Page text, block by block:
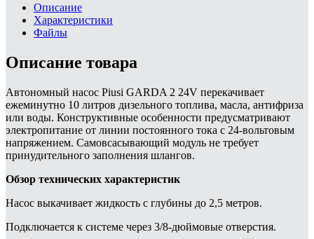
Описание
Характеристики
Файлы
Описание товара
Автономный насос Piusi GARDA 2 24V перекачивает
ежеминутно 10 литров дизельного топлива, масла, антифриза
или воды. Конструктивные особенности предусматривают
электропитание от линии постоянного тока с 24-вольтовым
напряжением. Самовсасывающий модуль не требует
принудительного заполнения шлангов.
Обзор технических характеристик
Насос выкачивает жидкость с глубины до 2,5 метров.
Подключается к системе через 3/8-дюймовые отверстия.